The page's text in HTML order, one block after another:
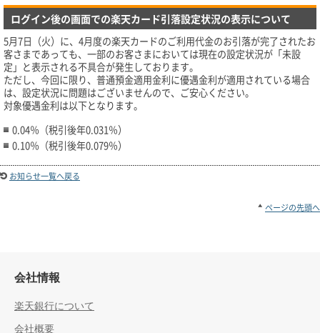
ログイン後の画面での楽天カード引落設定状況の表示について
5月7日（火）に、4月度の楽天カードのご利用代金のお引落が完了されたお
客さまであっても、一部のお客さまにおいては現在の設定状況が「未設
定」と表示される不具合が発生しております。
ただし、今回に限り、普通預金適用金利に優遇金利が適用されている場合
は、設定状況に問題はございませんので、ご安心ください。
対象優遇金利は以下となります。
0.04％（税引後年0.031％）
0.10％（税引後年0.079％）
お知らせ一覧へ戻る
ページの先頭へ
会社情報
楽天銀行について
会社概要